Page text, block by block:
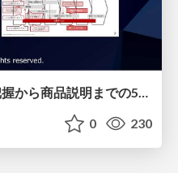
（10枚）お客様のニーズ把握から商品説明までの5ステップ （戦略的ヒアリング研修用）
0 230